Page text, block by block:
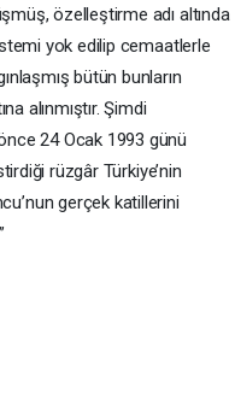
özelleştirme adı altında
yok edilip cemaatlerle
bütün bunların
alınmıştır. Şimdi
24 Ocak 1993 günü
rüzgâr Türkiye’nin
gerçek katillerini